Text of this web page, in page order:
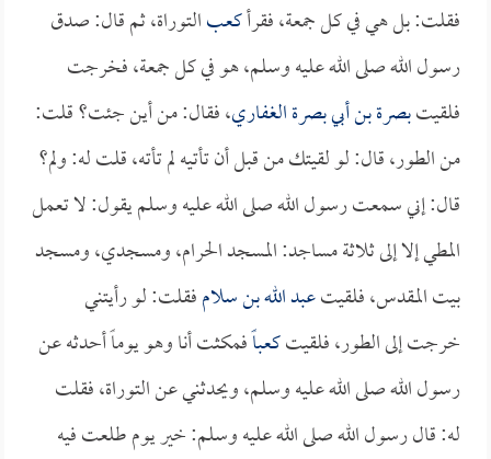
فقلت: بل هي في كل جمعة، فقرأكعبالتوراة، ثم قال: صدق
رسول الله صلى الله عليه وسلم، هو في كل جمعة، فخرجت
فلقيتبصرة بن أبي بصرة الغفاري، فقال: من أين جئت؟ قلت:
من الطور، قال: لو لقيتك من قبل أن تأتيه لم تأته، قلت له: ولم؟
قال: إني سمعت رسول الله صلى الله عليه وسلم يقول: لا تعمل
المطي إلا إلى ثلاثة مساجد: المسجد الحرام، ومسجدي، ومسجد
بيت المقدس، فلقيتعبد الله بن سلامفقلت: لو رأيتني
خرجت إلى الطور، فلقيتكعباًفمكثت أنا وهو يوماً أحدثه عن
رسول الله صلى الله عليه وسلم، ويحدثني عن التوراة، فقلت
له: قال رسول الله صلى الله عليه وسلم: خير يوم طلعت فيه